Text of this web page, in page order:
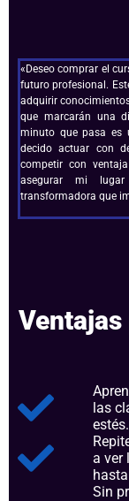
«Deseo comprar el
futuro profesional.
adquirir
que marcarán una
minuto que pasa es
decido actuar con
competir con
asegurar mi
transformadora que
las
a ver
Sin